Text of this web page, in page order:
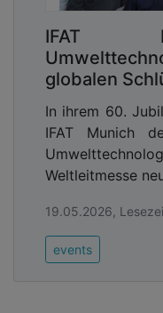
IFAT
globalen
In ihrem 60.
IFAT Munich
Weltleitmesse
19.05.2026,
events